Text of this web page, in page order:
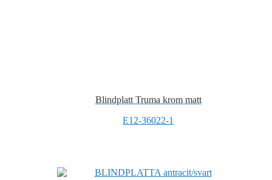
Blindplatt Truma krom matt
E12-36022-1